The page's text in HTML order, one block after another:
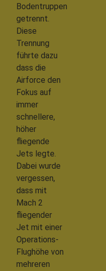
Bodentruppen
getrennt.
Diese
Trennung
führte dazu
dass die
Airforce den
Fokus auf
immer
schnellere,
höher
fliegende
Jets legte.
Dabei wurde
vergessen,
dass mit
Mach 2
fliegender
Jet mit einer
Operations-
Flughöhe von
mehreren